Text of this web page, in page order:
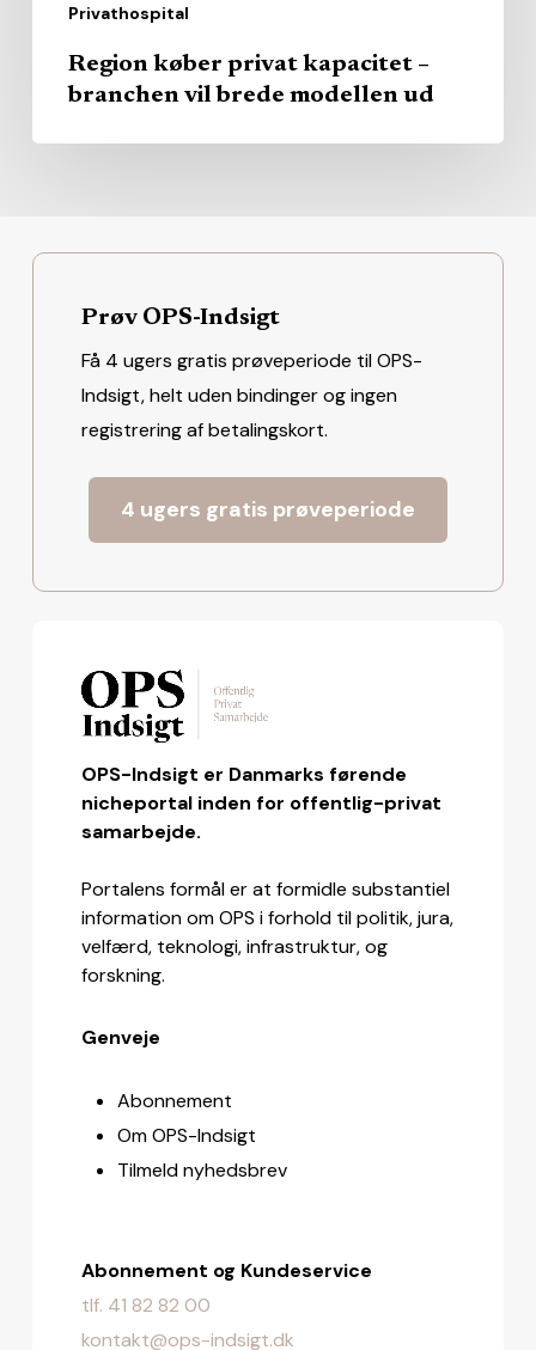
Privathospital
Region køber privat kapacitet –
branchen vil brede modellen ud
Prøv OPS-Indsigt
Få 4 ugers gratis prøveperiode til OPS-
Indsigt, helt uden bindinger og ingen
registrering af betalingskort.
4 ugers gratis prøveperiode
OPS-Indsigt er Danmarks førende
nicheportal inden for offentlig-privat
samarbejde.
Portalens formål er at formidle substantiel
information om OPS i forhold til politik, jura,
velfærd, teknologi, infrastruktur, og
forskning.
Genveje
Abonnement
Om OPS-Indsigt
Tilmeld nyhedsbrev
Abonnement og Kundeservice
tlf. 41 82 82 00
kontakt@ops-indsigt.dk